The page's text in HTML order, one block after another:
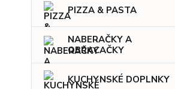
PIZZA & PASTA
NABERAČKY A
OBRACAČKY
KUCHYNSKÉ DOPLNKY